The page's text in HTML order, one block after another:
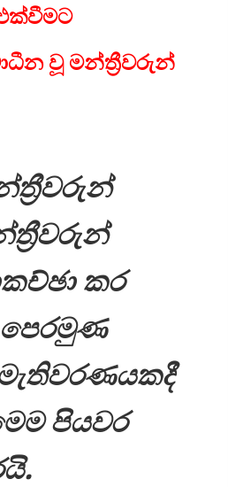
වූ මන්ත්‍රීවරුන්
කර
පියවර